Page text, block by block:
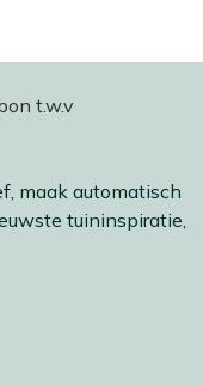
maak automatisch
tuininspiratie,